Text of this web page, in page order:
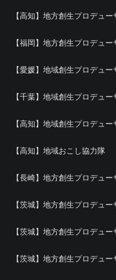
【高知】地方創生プロデュー
【福岡】地方創生プロデュー
【愛媛】地域創生プロデュー
【千葉】地域創生プロデュー
【高知】地域創生プロデュー
【高知】地域おこし協力隊
【長崎】地方創生プロデュー
【茨城】地方創生プロデュ
【茨城】地方創生プロデュ
【茨城】地方創生プロデュ